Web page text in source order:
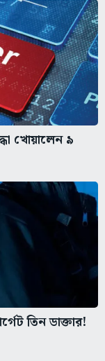
খোয়ালেন ৯
তিন ডাক্তার!